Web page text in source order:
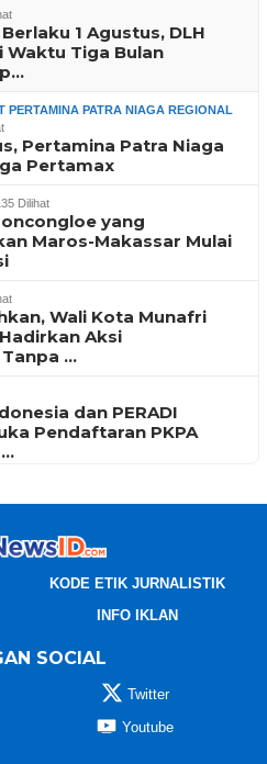
1 Agustus, DLH
Waktu Tiga Bulan
PERTAMINA PATRA NIAGA REGIONAL
Pertamina Patra Niaga
Pertamax
Dilihat
yang
Maros-Makassar Mulai
Wali Kota Munafri
Aksi
…
dan PERADI
Pendaftaran PKPA
KODE ETIK JURNALISTIK
INFO IKLAN
SOCIAL
Twitter
Youtube